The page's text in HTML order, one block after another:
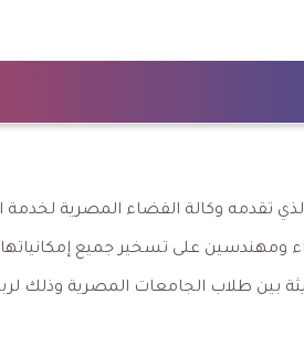
تقدمه وكالة الفضاء المصرية لخدمة
ومهندسين على تسخير جميع
بين طلاب الجامعات المصرية وذلك